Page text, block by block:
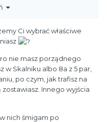
mam też w swoim
Wiem, że temat
no ale dalej mi się
Ci wybrać właściwe
nie masz porządnego
w Skalniku albo 8a z 5 par,
po czym, jak trafisz na
zostawiasz. Innego wyjścia
nich śmigam po